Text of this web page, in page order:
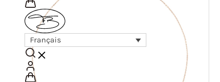
Français